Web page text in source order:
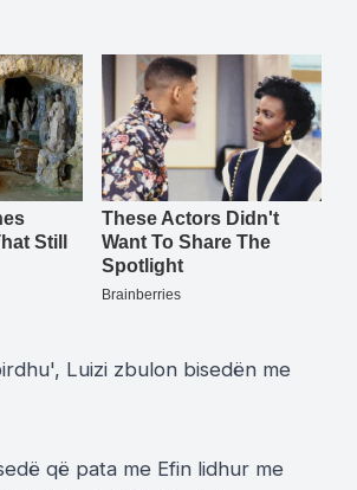
që pata me Efin lidhur me